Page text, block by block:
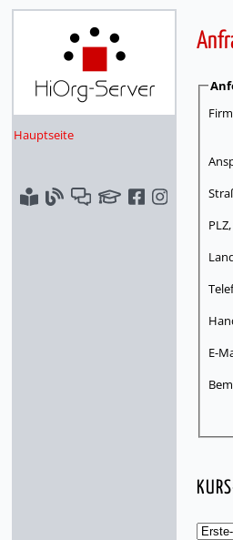
Hauptseite
E-